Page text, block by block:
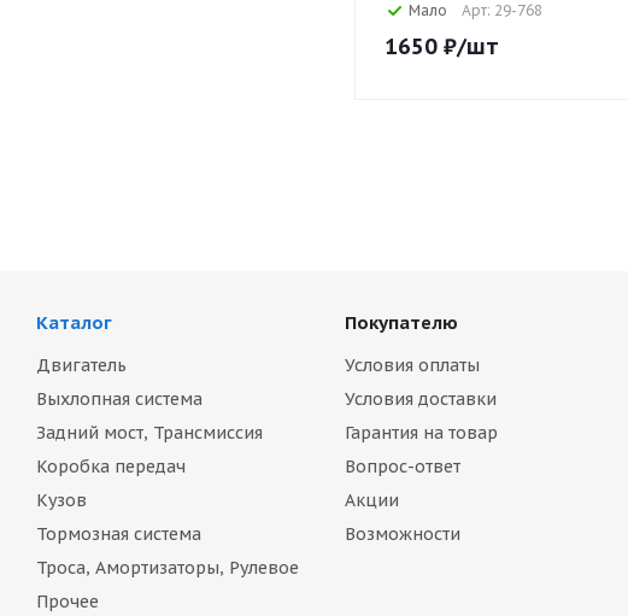
Мало Арт: 29-768
1650 ₽/шт
Каталог
Двигатель
Выхлопная система
Задний мост, Трансмиссия
Коробка передач
Кузов
Тормозная система
Троса, Амортизаторы, Рулевое
Прочее
Покупателю
Условия оплаты
Условия доставки
Гарантия на товар
Вопрос-ответ
Акции
Возможности